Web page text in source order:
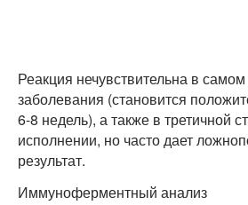
Реакция нечувствительна в
заболевания (становится
6-8 недель), а также в третичной
исполнении, но часто дает
результат.
Иммуноферментный анализ